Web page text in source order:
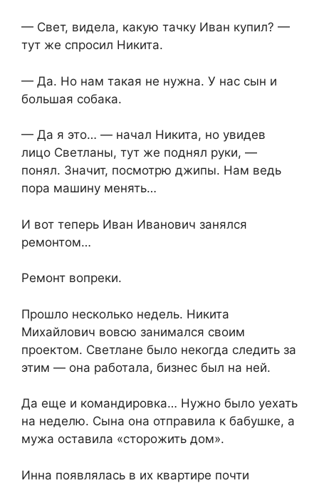
— Свет, видела, какую тачку Иван купил? —
тут же спросил Никита.
— Да. Но нам такая не нужна. У нас сын и
большая собака.
— Да я это… — начал Никита, но увидев
лицо Светланы, тут же поднял руки, —
понял. Значит, посмотрю джипы. Нам ведь
пора машину менять…
И вот теперь Иван Иванович занялся
ремонтом…
Ремонт вопреки.
Прошло несколько недель. Никита
Михайлович вовсю занимался своим
проектом. Светлане было некогда следить за
этим — она работала, бизнес был на ней.
Да еще и командировка… Нужно было уехать
на неделю. Сына она отправила к бабушке, а
мужа оставила «сторожить дом».
Инна появлялась в их квартире почти